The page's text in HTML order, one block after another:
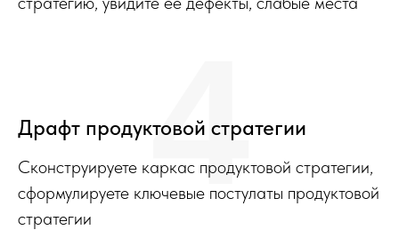
Драфт продуктовой стратегии
Сконструируете каркас продуктовой стратегии,
сформулируете ключевые постулаты продуктовой
стратегии
4